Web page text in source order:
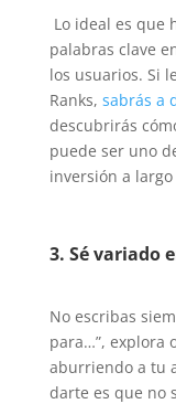
Lo ideal es que
palabras clave
los usuarios. Si
Ranks, sabrás a
descubrirás
puede ser uno
inversión a largo
3. Sé variado
No escribas
para…”, explora
aburriendo a tu
darte es que no